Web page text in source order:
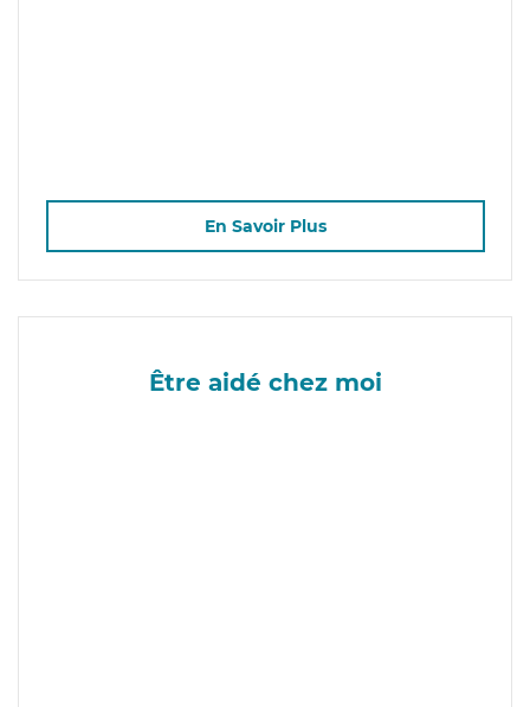
En Savoir Plus
Être aidé chez moi